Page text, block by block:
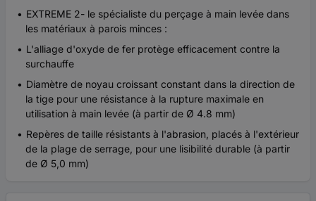
EXTREME 2- le spécialiste du perçage à main levée dans
les matériaux à parois minces :
L'alliage d'oxyde de fer protège efficacement contre la
surchauffe
Diamètre de noyau croissant constant dans la direction de
la tige pour une résistance à la rupture maximale en
utilisation à main levée (à partir de Ø 4.8 mm)
Repères de taille résistants à l'abrasion, placés à l'extérieur
de la plage de serrage, pour une lisibilité durable (à partir
de Ø 5,0 mm)